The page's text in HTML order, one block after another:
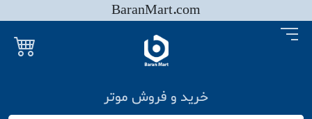
BaranMart.com
خرید و فروش موتر